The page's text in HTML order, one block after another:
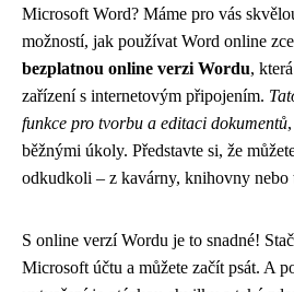
Microsoft Word? Máme pro vás
možností, jak používat Word online
bezplatnou online verzi Wordu,
zařízení s internetovým připojením.
funkce pro tvorbu a editaci dokumentů
běžnými úkoly. Představte si, že
odkudkoli – z kavárny, knihovny nebo
S online verzí Wordu je to snadné!
Microsoft účtu a můžete začít psát. A